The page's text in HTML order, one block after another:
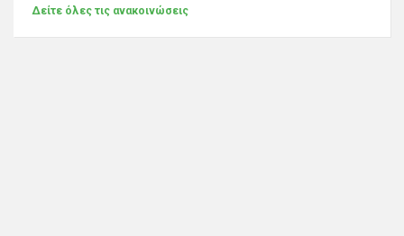
Δείτε όλες τις ανακοινώσεις